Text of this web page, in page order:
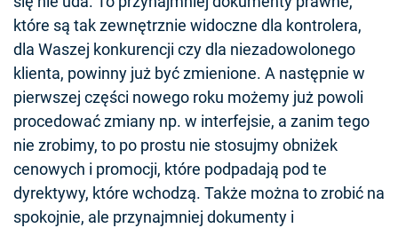
które są tak zewnętrznie widoczne dla kontrolera,
dla Waszej konkurencji czy dla niezadowolonego
klienta, powinny już być zmienione. A następnie w
pierwszej części nowego roku możemy już powoli
procedować zmiany np. w interfejsie, a zanim tego
nie zrobimy, to po prostu nie stosujmy obniżek
cenowych i promocji, które podpadają pod te
dyrektywy, które wchodzą. Także można to zrobić na
spokojnie, ale przynajmniej dokumenty i